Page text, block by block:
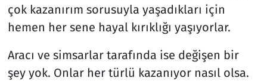
çok kazanırım sorusuyla yaşadıkları için
hemen her sene hayal kırıklığı yaşıyorlar.
Aracı ve simsarlar tarafında ise değişen bir
şey yok. Onlar her türlü kazanıyor nasıl olsa.